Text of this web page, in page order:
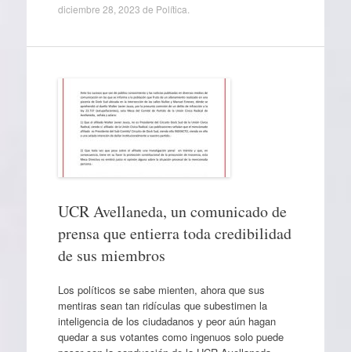
diciembre 28, 2023 de Política
UCR Avellaneda, un comunicado de
prensa que entierra toda credibilidad
de sus miembros
Los políticos se sabe mienten, ahora que sus
mentiras sean tan ridículas que subestimen la
inteligencia de los ciudadanos y peor aún hagan
quedar a sus votantes como ingenuos solo puede